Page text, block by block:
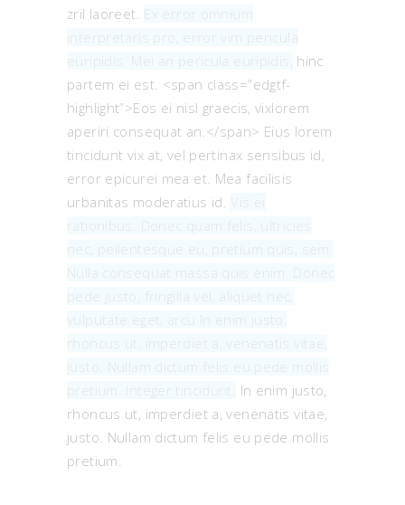
zril laoreet.
Ex error omnium
interpretaris pro, error vim pericula
hinc
partem ei est. <span class=”edgtf-
highlight”>Eos ei nisl graecis, vixlorem
aperiri consequat an.</span> Eius lorem
tincidunt vix at, vel pertinax sensibus id,
error epicurei mea et. Mea facilisis
urbanitas moderatius id.
rationibus. Donec quam felis, ultricies
nec, pellentesque eu, pretium quis, sem.
Nulla consequat massa quis enim. Donec
pede justo, fringilla vel, aliquet nec,
vulputate eget, arcu In enim justo,
rhoncus ut, imperdiet a, venenatis vitae,
justo. Nullam dictum felis eu pede mollis
pretium. Integer tincidunt.
In enim justo,
rhoncus ut, imperdiet a, venenatis vitae,
justo. Nullam dictum felis eu pede mollis
pretium.